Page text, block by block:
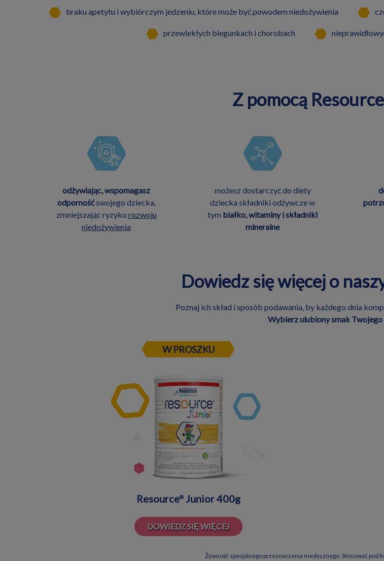
braku apetytu i wybiórczym jedzeniu, które może być powodem niedożywienia
przewlekłych biegunkach i chorobach
Z pomocą Resource
odżywiając, wspomagasz
odpornośćswojego dziecka,
zmniejszając ryzyko rozwoju
niedożywienia
możesz dostarczyć do diety
dziecka składniki odżywcze w
tym białko, witaminy i składniki
mineralne
Dowiedz się więcej o
Poznaj ich skład i sposób podawania, by każdego dnia
Wybierz ulubiony smak
W PROSZKU
Resource®Junior 400g
DOWIEDZ SIĘ WIĘCEJ
Żywność specjalnego przeznaczenia medycznego. Stosować pod